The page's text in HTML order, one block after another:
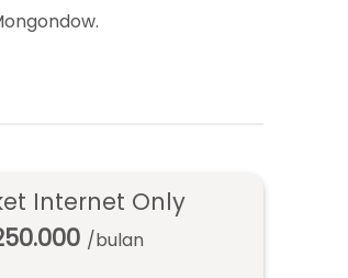
Internet Only
/bulan